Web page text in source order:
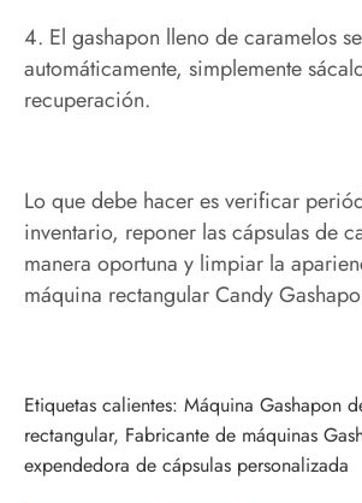
4. El gashapon lleno de caramelos
automáticamente, simplemente
recuperación.
Lo que debe hacer es verificar
inventario, reponer las cápsulas de
manera oportuna y limpiar la
máquina rectangular Candy
Etiquetas calientes: Máquina Gashapon
rectangular, Fabricante de máquinas
expendedora de cápsulas personalizada